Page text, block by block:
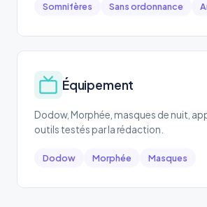
Somnifères Sans ordonnance
Équipement
Dodow, Morphée, masques de nuit,
outils testés par la rédaction.
Dodow Morphée Masques